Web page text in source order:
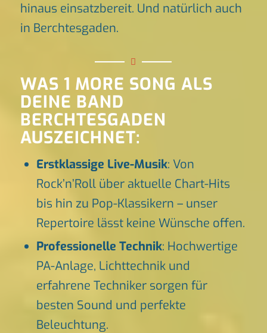
hinaus einsatzbereit. Und natürlich auch
in Berchtesgaden.
WAS 1 MORE SONG ALS
DEINE BAND
BERCHTESGADEN
AUSZEICHNET:
Erstklassige Live-Musik: Von
Rock’n’Roll über aktuelle Chart-Hits
bis hin zu Pop-Klassikern – unser
Repertoire lässt keine Wünsche offen.
Professionelle Technik: Hochwertige
PA-Anlage, Lichttechnik und
erfahrene Techniker sorgen für
besten Sound und perfekte
Beleuchtung.